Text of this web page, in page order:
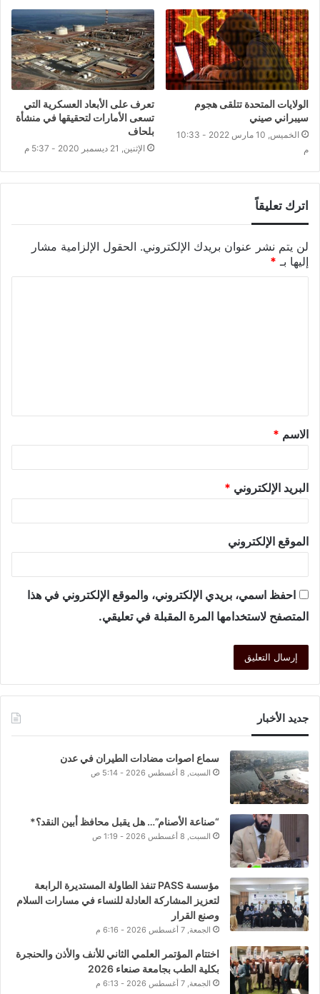
الولايات المتحدة تتلقى هجوم
سيبراني صيني
الخميس, 10 مارس 2022 - 10:33
م
تعرف على الأبعاد العسكرية التي
تسعى الأمارات لتحقيقها في منشأة
بلحاف
الإثنين, 21 ديسمبر 2020 - 5:37 م
اترك تعليقاً
لن يتم نشر عنوان بريدك الإلكتروني. الحقول الإلزامية مشار
إليها بـ *
الاسم *
البريد الإلكتروني *
الموقع الإلكتروني
احفظ اسمي، بريدي الإلكتروني، والموقع الإلكتروني في هذا
المتصفح لاستخدامها المرة المقبلة في تعليقي.
جديد الأخبار
سماع اصوات مضادات الطيران في عدن
السبت, 8 أغسطس 2026 - 5:14 ص
“صناعة الأصنام”… هل يقبل محافظ أبين النقد؟*
السبت, 8 أغسطس 2026 - 1:19 ص
مؤسسة PASS تنفذ الطاولة المستديرة الرابعة
لتعزيز المشاركة العادلة للنساء في مسارات السلام
وصنع القرار
الجمعة, 7 أغسطس 2026 - 6:16 م
اختتام المؤتمر العلمي الثاني للأنف والأذن والحنجرة
بكلية الطب بجامعة صنعاء 2026
الجمعة, 7 أغسطس 2026 - 6:13 م